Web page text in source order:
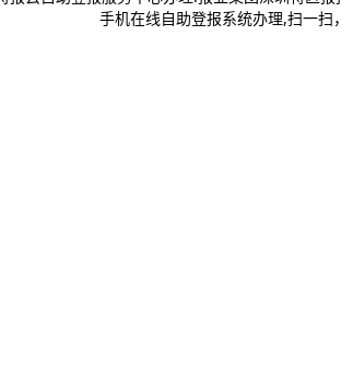
手机在线自助登报系统办理,扫一